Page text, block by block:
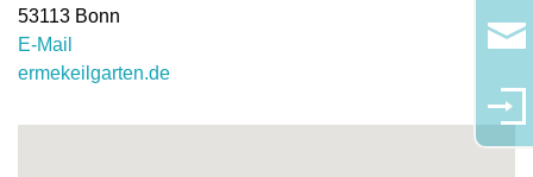
53113 Bonn
E-Mail
ermekeilgarten.de